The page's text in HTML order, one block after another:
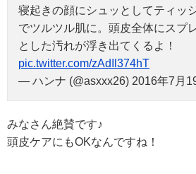
寝起きの顔にシュッとしてティッ
でツルツル肌に。頭皮全体にスプ
とした汚れが浮き出てくるよ！
pic.twitter.com/zAdIl374hT
— ハンナ (@asxxx26) 2016年7月
みなさん絶賛です♪
頭皮ケアにもOKなんですね！